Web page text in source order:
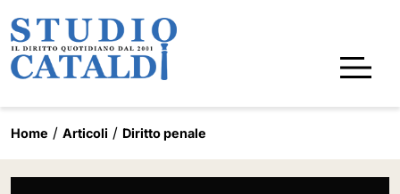
Home Articoli Diritto penale